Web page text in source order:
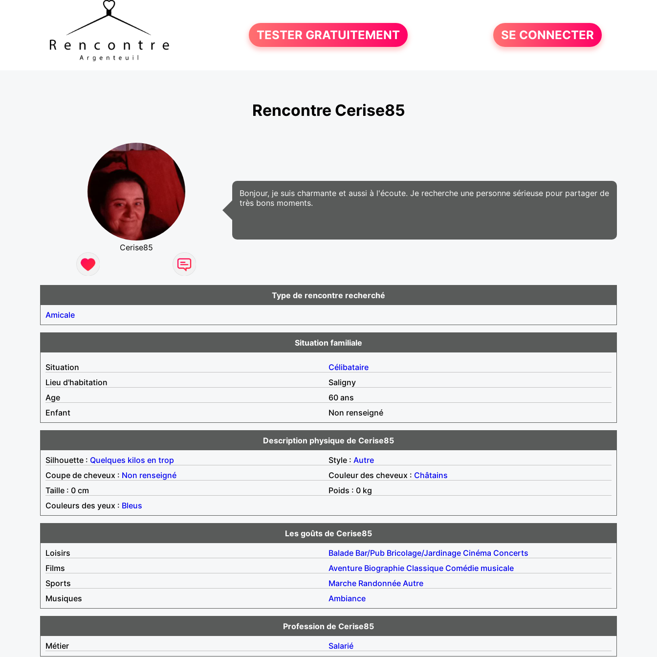
TESTER GRATUITEMENT SE CONNECTER
Rencontre Cerise85
Cerise85
Bonjour, je suis charmante et aussi à l'écoute. Je recherche une personne sérieuse pour partager de
très bons moments.
Type de rencontre recherché
Amicale
Situation familiale
Situation
Célibataire
Lieu d'habitation
Saligny
Age
60 ans
Enfant
Non renseigné
Description physique de Cerise85
Silhouette : Quelques kilos en trop Style : Autre
Coupe de cheveux : Non renseigné Couleur des cheveux : Châtains
Taille : 0 cm
Poids : 0 kg
Couleurs des yeux : Bleus
Les goûts de Cerise85
Loisirs
Balade Bar/Pub Bricolage/Jardinage Cinéma Concerts
Films
Aventure Biographie Classique Comédie musicale
Sports
Marche Randonnée Autre
Musiques
Ambiance
Profession de Cerise85
Métier
Salarié